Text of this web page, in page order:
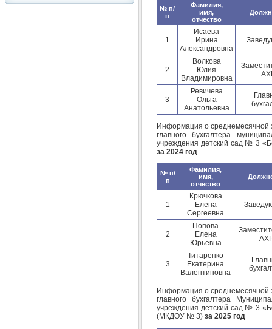
№ п/
п
Фамилия,
имя,
отчество
1
Исаева
Ирина
Александровна
2
Волкова
Юлия
Владимировна
3
Ревичева
Ольга
Анатольевна
Информация о среднемесячной
главного бухгалтера
учреждения детский сад № 3
за 2024 год
№ п/
п
Фамилия,
имя,
отчество
1
Крючкова
Елена
Сергеевна
2
Попова
Елена
Юрьевна
3
Титаренко
Екатерина
Валентиновна
Информация о среднемесячной
главного бухгалтера
учреждения детский сад № 3
(МКДОУ № 3) за 2025 год